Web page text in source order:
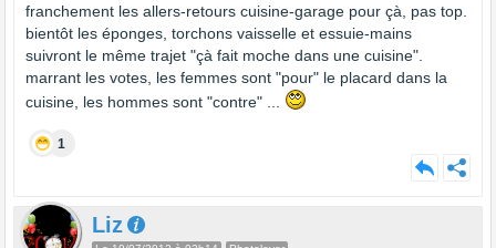
franchement les allers-retours cuisine-garage pour çà, pas top.
bientôt les éponges, torchons vaisselle et essuie-mains
suivront le même trajet "çà fait moche dans une cuisine".
marrant les votes, les femmes sont "pour" le placard dans la
cuisine, les hommes sont "contre" ...
1
Liz